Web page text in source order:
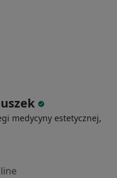
medycyny estetycznej,